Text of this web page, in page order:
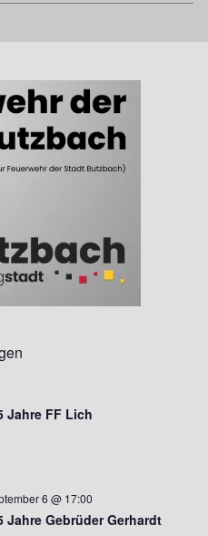
Jahre FF Lich
6 @ 17:00
Jahre Gebrüder Gerhardt